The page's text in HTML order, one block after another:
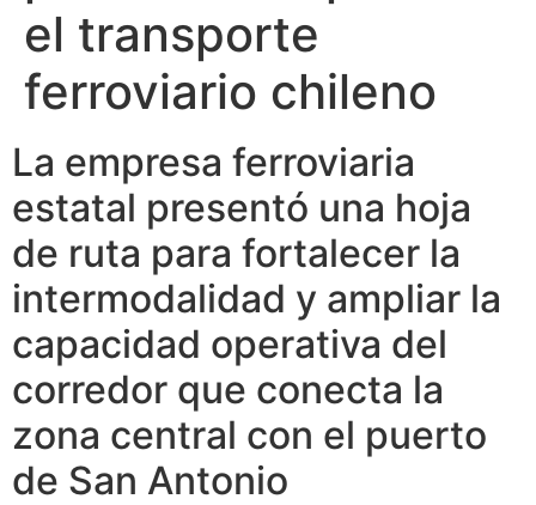
el transporte
ferroviario chileno
La empresa ferroviaria
estatal presentó una hoja
de ruta para fortalecer la
intermodalidad y ampliar la
capacidad operativa del
corredor que conecta la
zona central con el puerto
de San Antonio